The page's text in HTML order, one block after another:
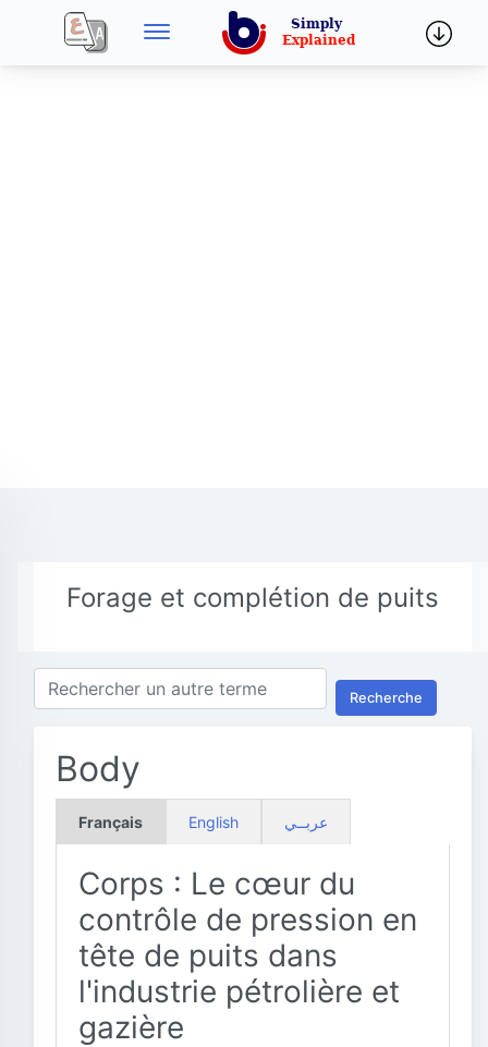
Forage et complétion de puits
Recherche
Body
Français English عربــي
Corps : Le cœur du
contrôle de pression en
tête de puits dans
l'industrie pétrolière et
gazière